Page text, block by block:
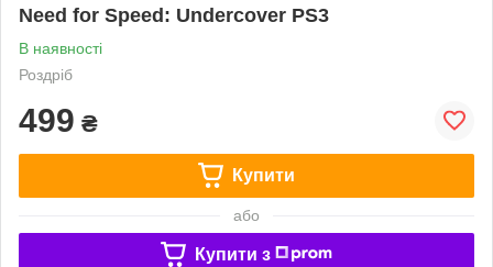
Need for Speed: Undercover PS3
В наявності
Роздріб
499 ₴
Купити
або
Купити з